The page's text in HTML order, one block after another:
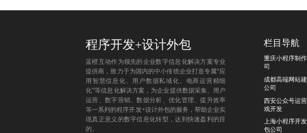
程序开发+设计外包
蓝橙互动作为领先的企业数字信息化解决方案专业
提供商，致力于为国内的中小传统企业打造专属“应
用智慧信息化、用户数据私域化、电商运营精细
化”等信息化解决方案，为企业提供数据采集、用户
运营、数字营销、数据分析、优化管理、提升效率
等一系列的程序开发+设计外包的服务，帮助企业实
现真正意义的数字信息化转型，达到快速盈利的目
的。
栏目导航
重庆小程序制
司
成都高端网站
公司
西安公众号运
戏开发
上海小程序开
包公司